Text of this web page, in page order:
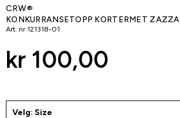
CRW®
KONKURRANSETOPP KORTERMET ZAZZA
Art. nr 121318-01
kr 100,00
Velg: Size